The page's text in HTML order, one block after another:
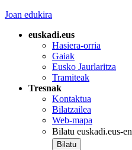
Joan edukira
euskadi.eus
Hasiera-orria
Gaiak
Eusko Jaurlaritza
Tramiteak
Tresnak
Kontaktua
Bilatzailea
Web-mapa
Bilatu euskadi.eus-en